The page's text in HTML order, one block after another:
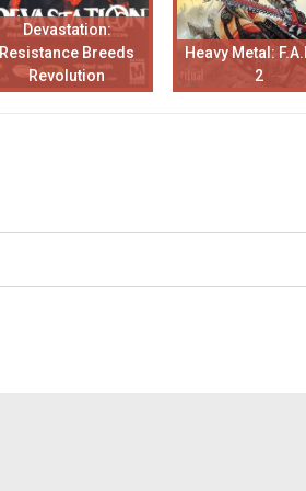
Devastation:
Resistance Breeds
Revolution
Heavy Metal:
2